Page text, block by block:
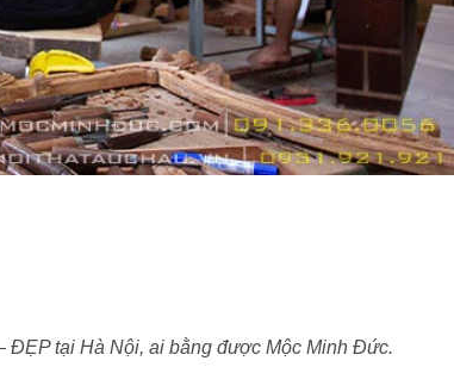
ĐẸP tại Hà Nội, ai bằng được Mộc Minh Đức.